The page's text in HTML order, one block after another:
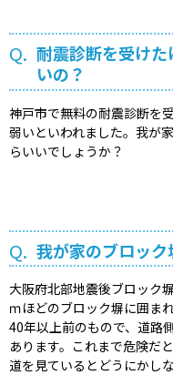
Q. 耐震診断を受け
いの？
神戸市で無料の耐震診断を
弱いといわれました。我が
らいいでしょうか？
Q. 我が家のブロック
大阪府北部地震後ブロック
ｍほどのブロック塀に囲ま
40年以上前のもので、道路
あります。これまで危険だ
道を見ているとどうにかし